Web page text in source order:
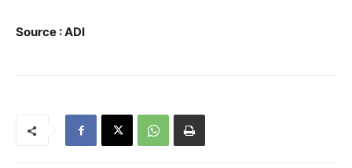
Source : ADI